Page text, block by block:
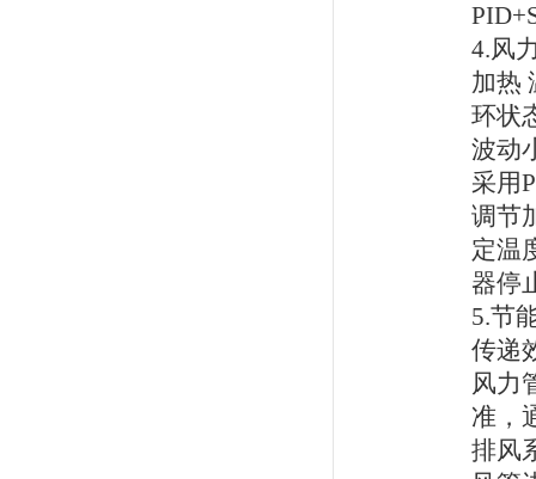
4.风
加热
环状
波动
采用
调节
定温
器停
5.节
传递
风力
准，
排风